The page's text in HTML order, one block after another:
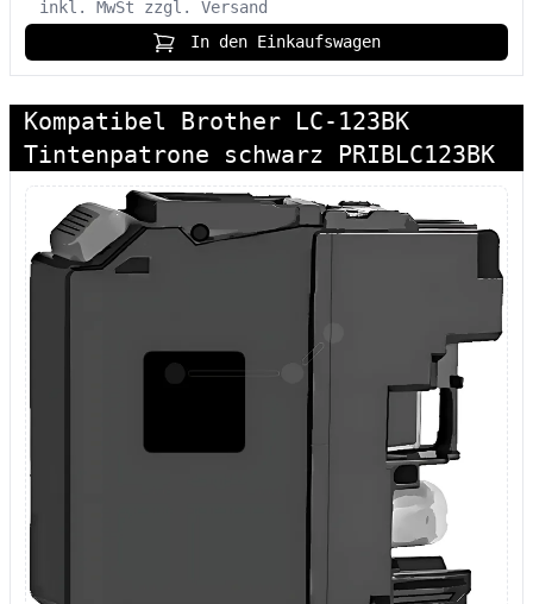
inkl. MwSt
zzgl. Versand
In den Einkaufswagen
Kompatibel Brother LC-123BK
Tintenpatrone schwarz PRIBLC123BK